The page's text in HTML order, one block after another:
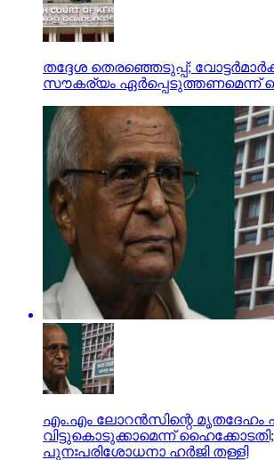
തദ്ദേശ തെരഞ്ഞെടുപ്പ്;
സൗകര്യം ഏര്‍പ്പെടുത്തണമെന്ന്
എം.എം ലോറന്‍സിന്റെ മൃതദേഹം
വിട്ടുകൊടുക്കാമെന്ന്
പുനഃപരിശോധനാ ഹര്‍ജി തള്ളി